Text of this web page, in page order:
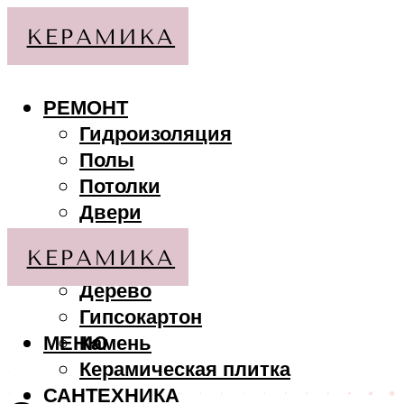
РЕМОНТ
Гидроизоляция
Полы
Потолки
Двери
МАТЕРИАЛЫ
Дерево
Гипсокартон
Камень
Керамическая плитка
САНТЕХНИКА
МЕНЮ